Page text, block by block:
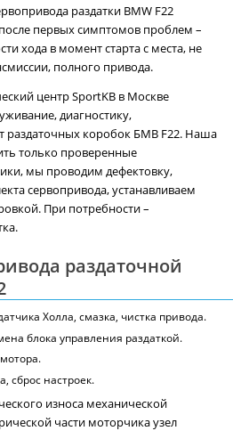
раздатки BMW F22
первых симптомов проблем –
хода в момент старта с места, не
полного привода.
центр SportKB в Москве
диагностику,
раздаточных коробок БМВ F22. Наша
только проверенные
мы проводим дефектовку,
сервопривода, устанавливаем
При потребности –
раздаточной
Холла, смазка, чистка привода.
блока управления раздаткой.
сброс настроек.
износа механической
части моторчика узел